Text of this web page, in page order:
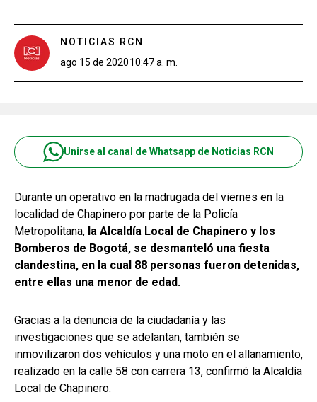
NOTICIAS RCN
ago 15 de 202010:47 a. m.
Unirse al canal de Whatsapp de Noticias RCN
Durante un operativo en la madrugada del viernes en la
localidad de Chapinero por parte de la Policía
Metropolitana, la Alcaldía Local de Chapinero y los
Bomberos de Bogotá, se desmanteló una fiesta
clandestina, en la cual 88 personas fueron detenidas,
entre ellas una menor de edad.
Gracias a la denuncia de la ciudadanía y las
investigaciones que se adelantan, también se
inmovilizaron dos vehículos y una moto en el allanamiento,
realizado en la calle 58 con carrera 13, confirmó la Alcaldía
Local de Chapinero.